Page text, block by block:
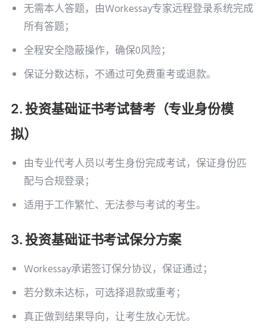
无需本人答题，由Workessay专家远程登录系统完成
所有答题；
全程安全隐蔽操作，确保0风险；
保证分数达标，不通过可免费重考或退款。
2. 投资基础证书考试替考（专业身份模
拟）
由专业代考人员以考生身份完成考试，保证身份匹
配与合规登录；
适用于工作繁忙、无法参与考试的考生。
3. 投资基础证书考试保分方案
Workessay承诺签订保分协议，保证通过；
若分数未达标，可选择退款或重考；
真正做到结果导向，让考生放心无忧。